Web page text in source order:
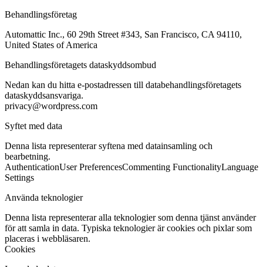
Behandlingsföretag
Automattic Inc., 60 29th Street #343, San Francisco, CA 94110,
United States of America
Behandlingsföretagets dataskyddsombud
Nedan kan du hitta e-postadressen till databehandlingsföretagets
dataskyddsansvariga.
privacy@wordpress.com
Syftet med data
Denna lista representerar syftena med datainsamling och
bearbetning.
AuthenticationUser PreferencesCommenting FunctionalityLanguage
Settings
Använda teknologier
Denna lista representerar alla teknologier som denna tjänst använder
för att samla in data. Typiska teknologier är cookies och pixlar som
placeras i webbläsaren.
Cookies